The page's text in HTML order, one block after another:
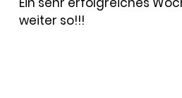
weiter so!!!